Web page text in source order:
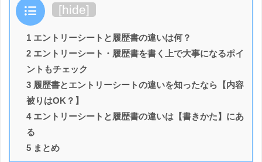
目次 [hide]
1 エントリーシートと履歴書の違いは何？
2 エントリーシート・履歴書を書く上で大事になるポイ
ントもチェック
3 履歴書とエントリーシートの違いを知ったなら【内容
被りはOK？】
4 エントリーシートと履歴書の違いは【書きかた】にあ
る
5 まとめ